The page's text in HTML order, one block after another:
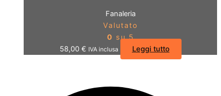
Fanaleria
Valutato
0 su 5
58,00 € IVA inclusa Leggi tutto